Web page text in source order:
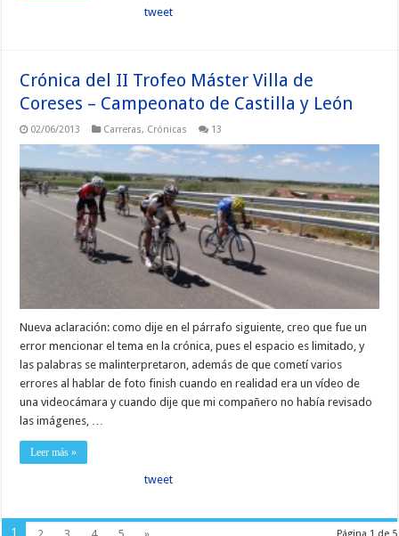
tweet
Crónica del II Trofeo Máster Villa de
Coreses – Campeonato de Castilla y León
02/06/2013 Carreras, Crónicas 13
Nueva aclaración: como dije en el párrafo siguiente, creo que fue un
error mencionar el tema en la crónica, pues el espacio es limitado, y
las palabras se malinterpretaron, además de que cometí varios
errores al hablar de foto finish cuando en realidad era un vídeo de
una videocámara y cuando dije que mi compañero no había revisado
las imágenes, …
Leer más »
tweet
1